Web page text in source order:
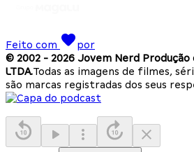
Feito com
por
© 2002 - 2026 Jovem Nerd Produção
LTDA.Todas as imagens de filmes,
são marcas registradas dos seus